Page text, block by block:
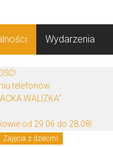
Wydarzenia
telefonów
WALIZKA”
od 29.06 do 28.08!
Zajęcia z dziećmi